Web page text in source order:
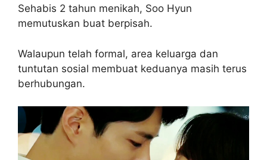
Sehabis 2 tahun menikah, Soo Hyun
memutuskan buat berpisah.
Walaupun telah formal, area keluarga dan
tuntutan sosial membuat keduanya masih terus
berhubungan.